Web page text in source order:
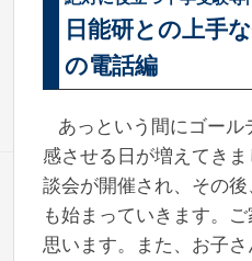
日能研との上手
の電話編
あっという間にゴー
感させる日が増えてき
談会が開催され、その
も始まっていきます。
思います。また、お子